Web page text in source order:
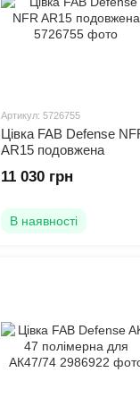
Артикул: 5726755
Цівка FAB Defense
AR15 подовжена
11 030 грн
В наявності